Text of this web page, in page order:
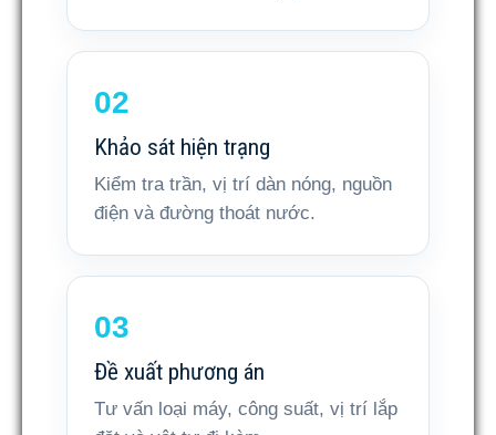
Khảo sát hiện trạng
Kiểm tra trần, vị trí dàn nóng, nguồn
điện và đường thoát nước.
Đề xuất phương án
Tư vấn loại máy, công suất, vị trí lắp